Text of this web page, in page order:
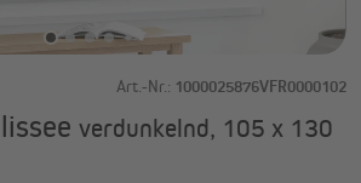
Art.-Nr.: 1000025876VFR0000102
verdunkelnd, 105 x 130